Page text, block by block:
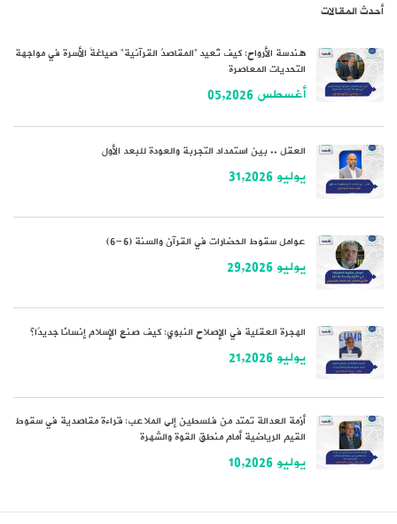
أحدث المقالات
هندسة الأرواح: كيف تُعيد “المقاصدُ القرآنية” صياغةَ الأسرة في مواجهة
التحديات المعاصرة
أغسطس 05,2026
العقل .. بين استمداد التجربة والعودة للبعد الأول
يوليو 31,2026
عوامل سقوط الحضارات في القرآن والسنة (6-6)
يوليو 29,2026
الهجرة العقلية في الإصلاح النبوي: كيف صنع الإسلام إنسانًا جديدًا؟
يوليو 21,2026
أزمة العدالة تمتد من فلسطين إلى الملاعب: قراءة مقاصدية في سقوط
القيم الرياضية أمام منطق القوة والشهرة
يوليو 10,2026